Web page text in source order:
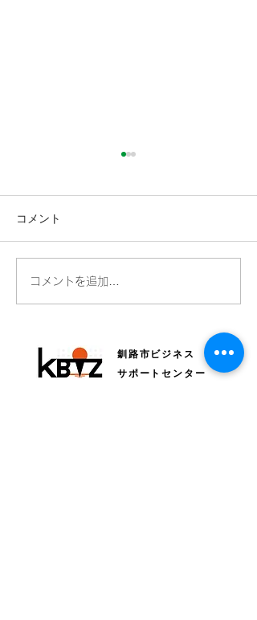
全国Bizネットワークにつ
いて毎日新聞に掲載され
コメント
コメントを追加…
釧路市ビジネス
サポートセンター